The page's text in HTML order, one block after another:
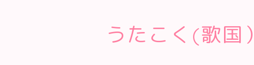
うたこく(歌国）